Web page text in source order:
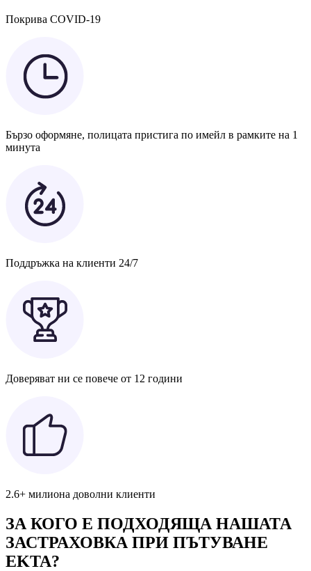
Покрива COVID-19
Бързо оформяне, полицата пристига по имейл в рамките на 1
минута
Поддръжка на клиенти 24/7
Доверяват ни се повече от 12 години
2.6+ милиона доволни клиенти
ЗА КОГО Е ПОДХОДЯЩА НАШАТА
ЗАСТРАХОВКА ПРИ ПЪТУВАНЕ
EKTA?